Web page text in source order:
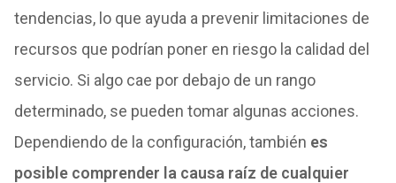
tendencias, lo que ayuda a prevenir limitaciones de
recursos que podrían poner en riesgo la calidad del
servicio. Si algo cae por debajo de un rango
determinado, se pueden tomar algunas acciones.
Dependiendo de la configuración, también es
posible comprender la causa raíz de cualquier